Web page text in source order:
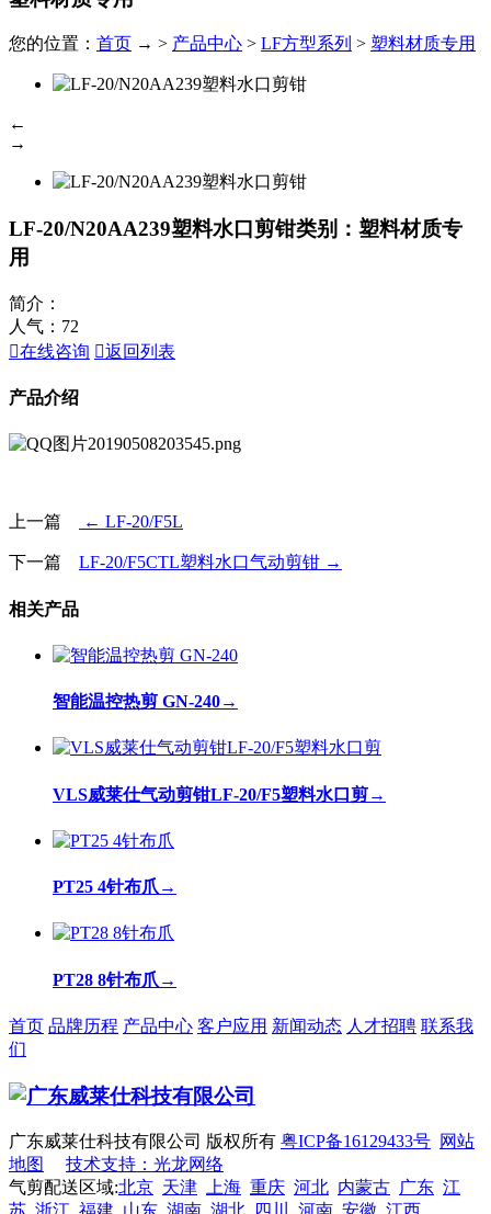
您的位置： 首页 → > 产品中心 > LF方型系列 > 塑料材质专用
←
→
LF-20/N20AA239塑料水口剪钳类别：塑料材质专
用
简介：
人气： 72
在线咨询 返回列表
产品介绍
上一篇 ← LF-20/F5L
下一篇 LF-20/F5CTL塑料水口气动剪钳 →
相关产品
智能温控热剪 GN-240→
VLS威莱仕气动剪钳LF-20/F5塑料水口剪→
PT25 4针布爪 →
PT28 8针布爪 →
首页 品牌历程 产品中心 客户应用 新闻动态 人才招聘 联系我
们
广东威莱仕科技有限公司 版权所有 粤ICP备16129433号 网站
地图
技术支持：光龙网络
气剪配送区域:北京 天津 上海 重庆 河北 内蒙古 广东 江